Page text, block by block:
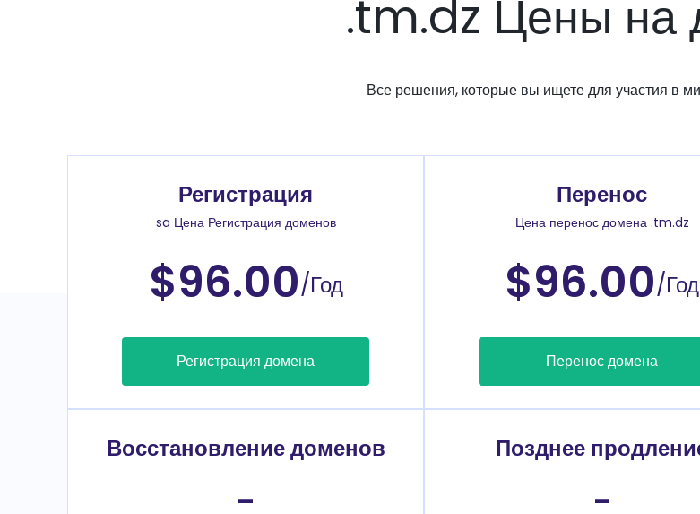
.tm.dz Цены на
Все решения, которые вы ищете для участия в
Регистрация
sa Цена Регистрация доменов
$96.00/Год
Регистрация домена
Перенос
Цена перенос домена .tm.dz
$96.00/Год
Перенос домена
Восстановление доменов
-
Позднее
-